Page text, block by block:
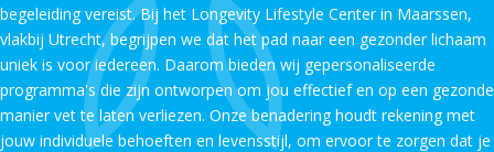
begeleiding vereist. Bij het Longevity Lifestyle Center in Maarssen,
vlakbij Utrecht, begrijpen we dat het pad naar een gezonder lichaam
uniek is voor iedereen. Daarom bieden wij gepersonaliseerde
programma's die zijn ontworpen om jou effectief en op een gezonde
manier vet te laten verliezen. Onze benadering houdt rekening met
jouw individuele behoeften en levensstijl, om ervoor te zorgen dat je